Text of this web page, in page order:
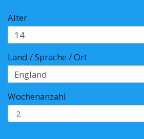
Alter
Land / Sprache / Ort
Wochenanzahl